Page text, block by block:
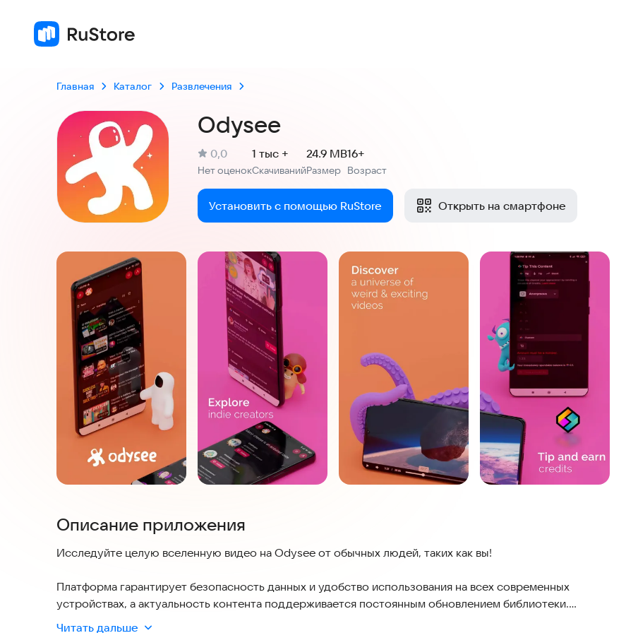
Главная Каталог Развлечения
Odysee
Рейтинг:
0,0
Нет оценокСкачиваний
1 тыс +
Размер
24.9 MB
Возраст
16+
Установить с помощью RuStore Открыть на смартфоне
Скриншоты
Описание приложения
Исследуйте целую вселенную видео на Odysee от обычных людей, таких как вы!
Платформа гарантирует безопасность данных и удобство использования на всех современных
устройствах, а актуальность контента поддерживается постоянным обновлением библиотеки.
Наслаждайтесь создателями инди-контента в самых разных жанрах, включая поп-культуру, науку,
Читать дальше